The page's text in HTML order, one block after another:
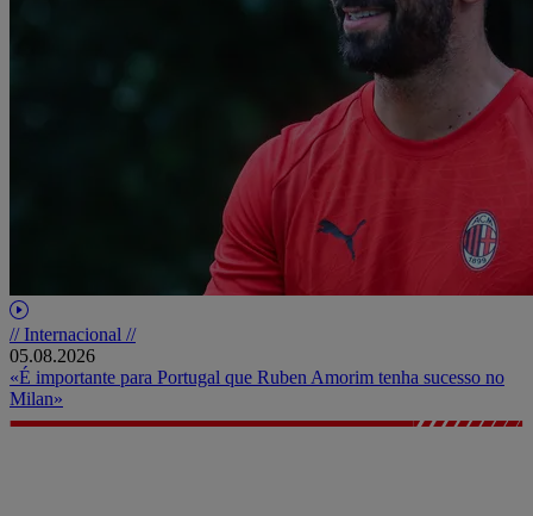
// Internacional //
05.08.2026
«É importante para Portugal que Ruben Amorim tenha sucesso no
Milan»